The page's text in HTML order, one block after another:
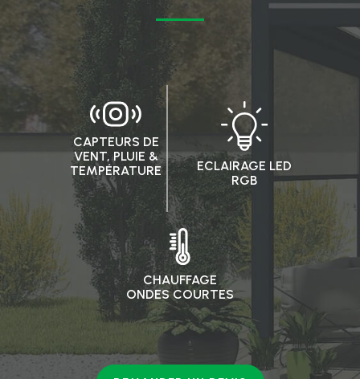
CAPTEURS DE
VENT, PLUIE &
TEMPÉRATURE
ECLAIRAGE LED
RGB
CHAUFFAGE
ONDES COURTES